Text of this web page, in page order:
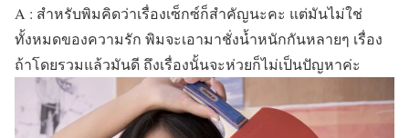
A : สำหรับพิมคิดว่าเรื่องเซ็กซ์ก็สำคัญนะคะ แต่มันไม่ใช่
ทั้งหมดของความรัก พิมจะเอามาชั่งน้ำหนักกันหลายๆ เรื่อง
ถ้าโดยรวมแล้วมันดี ถึงเรื่องนั้นจะห่วยก็ไม่เป็นปัญหาค่ะ